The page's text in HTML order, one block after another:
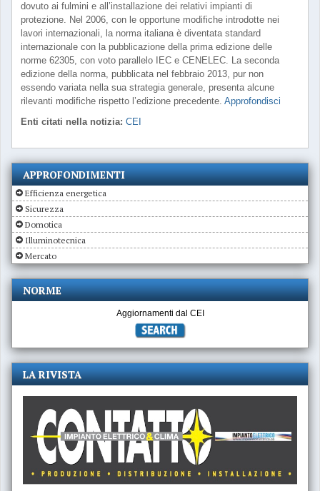
dovuto ai fulmini e all’installazione dei relativi impianti di
protezione. Nel 2006, con le opportune modifiche introdotte nei
lavori internazionali, la norma italiana è diventata standard
internazionale con la pubblicazione della prima edizione delle
norme 62305, con voto parallelo IEC e CENELEC. La seconda
edizione della norma, pubblicata nel febbraio 2013, pur non
essendo variata nella sua strategia generale, presenta alcune
rilevanti modifiche rispetto l’edizione precedente. Approfondisci
Enti citati nella notizia: CEI
APPROFONDIMENTI
Efficienza energetica
Sicurezza
Domotica
Illuminotecnica
Mercato
NORME
Aggiornamenti dal CEI
LA RIVISTA